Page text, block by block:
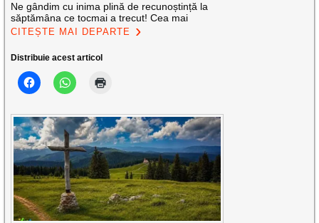
Ne gândim cu inima plină de recunoștință la
săptămâna ce tocmai a trecut! Cea mai
CITEȘTE MAI DEPARTE
Distribuie acest articol